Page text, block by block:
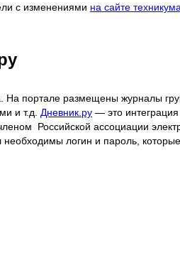
с изменениями на сайте техникума
портале размещены журналы
и т.д. Дневник.ру — это
Российской ассоциации
логин и пароль,